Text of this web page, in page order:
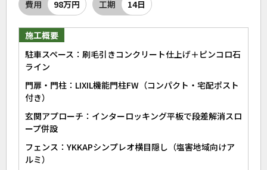
費用 98万円 工期 14日
施工概要
駐車スペース：刷毛引きコンクリート仕上げ＋ピンコロ石
ライン
門扉・門柱：LIXIL機能門柱FW（コンパクト・宅配ポスト
付き）
玄関アプローチ：インターロッキング平板で段差解消スロ
ープ併設
フェンス：YKKAPシンプレオ横目隠し（塩害地域向けア
ルミ）